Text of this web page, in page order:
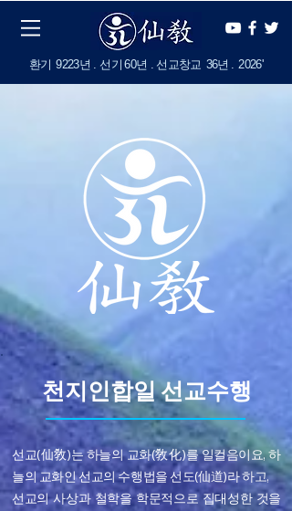
​환기 9223년 . 선기 60년 . 선교창교 36년 . 2026'
천지인합일 선교수행
선교(仙敎)는 하늘의 교화(敎化)를 일컬음이요, 하
늘의 교화인 선교의 수행법을 선도(仙道)라 하고,
선교의 사상과 철학을 학문적으로 집대성한 것을